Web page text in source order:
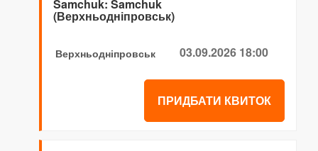
Samchuk: Samchuk
(Верхньодніпровськ)
Верхньодніпровськ 03.09.2026 18:00
ПРИДБАТИ КВИТОК